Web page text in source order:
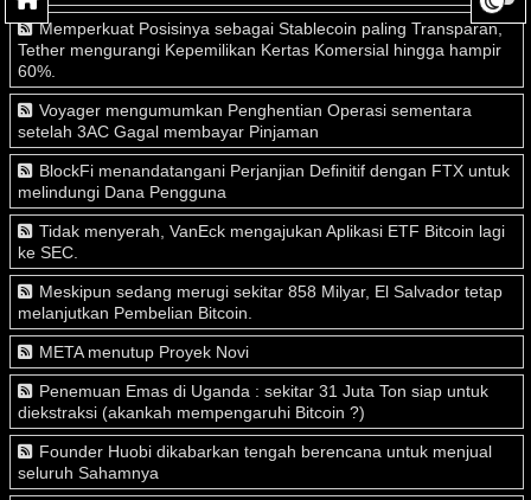
Memperkuat Posisinya sebagai Stablecoin paling Transparan,
Tether mengurangi Kepemilikan Kertas Komersial hingga hampir
60%.
Voyager mengumumkan Penghentian Operasi sementara
setelah 3AC Gagal membayar Pinjaman
BlockFi menandatangani Perjanjian Definitif dengan FTX untuk
melindungi Dana Pengguna
Tidak menyerah, VanEck mengajukan Aplikasi ETF Bitcoin lagi
ke SEC.
Meskipun sedang merugi sekitar 858 Milyar, El Salvador tetap
melanjutkan Pembelian Bitcoin.
META menutup Proyek Novi
Penemuan Emas di Uganda : sekitar 31 Juta Ton siap untuk
diekstraksi (akankah mempengaruhi Bitcoin ?)
Founder Huobi dikabarkan tengah berencana untuk menjual
seluruh Sahamnya